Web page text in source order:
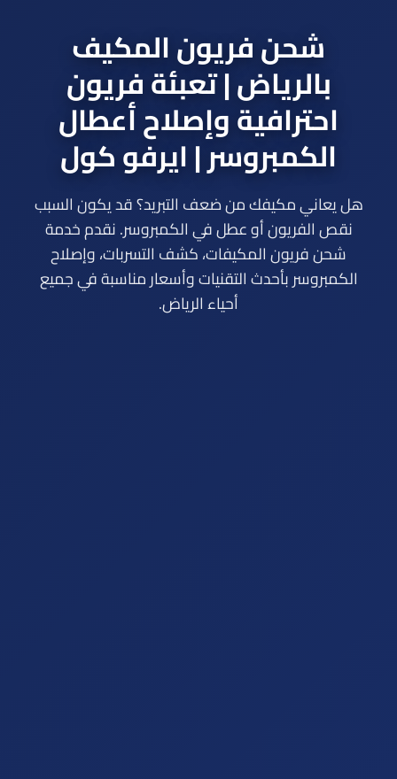
شحن فريون المكيف
بالرياض | تعبئة فريون
احترافية وإصلاح أعطال
الكمبروسر | ايرفو كول
هل يعاني مكيفك من ضعف التبريد؟ قد يكون السبب
نقص الفريون أو عطل في الكمبروسر. نقدم خدمة
شحن فريون المكيفات، كشف التسربات، وإصلاح
الكمبروسر بأحدث التقنيات وأسعار مناسبة في جميع
أحياء الرياض.